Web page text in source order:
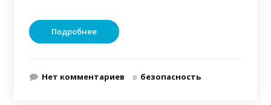
Подробнее
Нет комментариев в безопасность